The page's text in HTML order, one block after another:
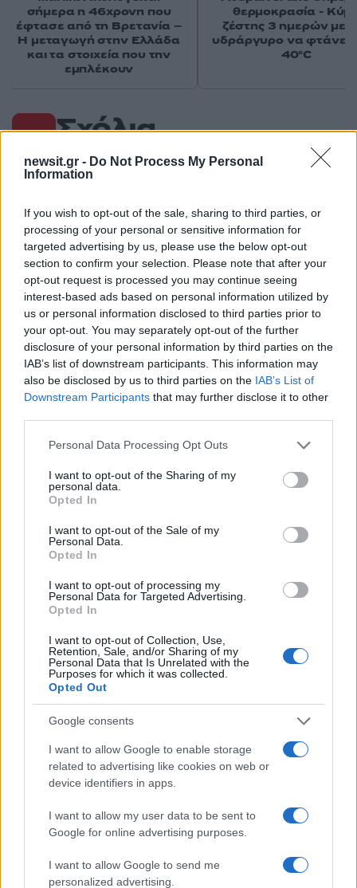
newsit.gr - Do Not Process My Personal
Information
If you wish to opt-out of the sale, sharing to third parties, or
processing of your personal or sensitive information for
targeted advertising by us, please use the below opt-out
section to confirm your selection. Please note that after your
opt-out request is processed you may continue seeing
interest-based ads based on personal information utilized by
us or personal information disclosed to third parties prior to
your opt-out. You may separately opt-out of the further
disclosure of your personal information by third parties on the
IAB’s list of downstream participants. This information may
also be disclosed by us to third parties on the IAB’s List of
Downstream Participants that may further disclose it to other
Please note that this website/app uses one or more Google
not limited to your visit or usage behaviour. You may click to
grant or deny consent to Google and its third-party tags to
use your data for below specified purposes in below Google
consent section.
Personal Data Processing Opt Outs
I want to opt-out of the Sharing of my
personal data.
Opted In
I want to opt-out of the Sale of my
Personal Data.
Opted In
I want to opt-out of processing my
Personal Data for Targeted Advertising.
Opted In
I want to opt-out of Collection, Use,
Retention, Sale, and/or Sharing of my
Personal Data that Is Unrelated with the
Purposes for which it was collected.
Opted Out
Google consents
I want to allow Google to enable storage
related to advertising like cookies on web or
device identifiers in apps.
I want to allow my user data to be sent to
Google for online advertising purposes.
I want to allow Google to send me
personalized advertising.
Σχόλια
Σχολίασε εδώ
50 /50
2000 /2000
Υποβολή σχολίου
Όροι Χρήσης. Το site προστατεύεται από reCAPTCHA, ισχύουν
Share:
Ακολουθήστε το Νewsit.gr στο Google News
ενημερωθείτε πρώτοι για όλη την ειδησεογραφία και τα
τελευταία νέα
σήμερα η 46χρονη που
έφτασε από τη Βρετανία –
Η μεταγωγή στην Ελλάδα
και τα στοιχεία που την
εμπλέκουν
θερμοκρασία -
ζέστης 3 ημερών με
υδράργυρο να φτάνει
40°C
Πιο δημοφιλή
Έφυγαν οι συνεργάτες, μένει η Μαρία
Καρυστιανού - Η επόμενη μέρα για την
«Ελπίδα για τη Δημοκρατία»
Συγκίνηση στο τελευταίο αντίο στον Λάκη
Χαλκιά: Με την «Φάμπρικα», λαούτο και
κλαρίνα αποχαιρέτησαν την εμβληματική
Ο Κώστας Σαμαράς δημοσίευσε μία παιδική
φωτογραφία για την επέτειο θανάτου της
Ποιος είναι ο ελληνοκύπριος Sir Ντέμης